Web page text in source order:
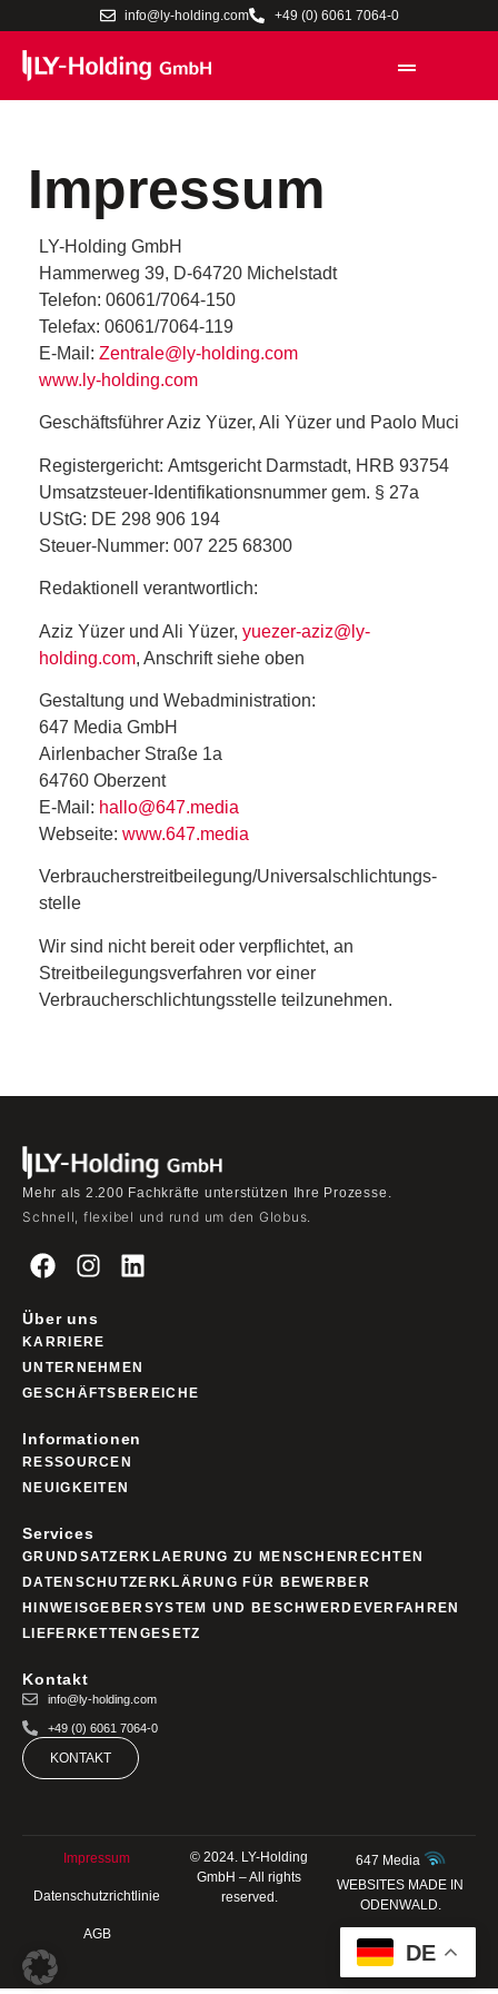
info@ly-holding.com +49 (0) 6061 7064-0
Impressum
LY-Holding GmbH
Hammerweg 39, D-64720 Michelstadt
Telefon: 06061/7064-150
Telefax: 06061/7064-119
E-Mail: Zentrale@ly-holding.com
www.ly-holding.com
Geschäftsführer Aziz Yüzer, Ali Yüzer und Paolo Muci
Registergericht: Amtsgericht Darmstadt, HRB 93754
Umsatzsteuer-Identifikationsnummer gem. § 27a
UStG: DE 298 906 194
Steuer-Nummer: 007 225 68300
Redaktionell verantwortlich:
Aziz Yüzer und Ali Yüzer, yuezer-aziz@ly-
holding.com, Anschrift siehe oben
Gestaltung und Webadministration:
647 Media GmbH
Airlenbacher Straße 1a
64760 Oberzent
E-Mail: hallo@647.media
Webseite: www.647.media
Verbraucher­streit­beilegung/Universal­schlichtungs­
stelle
Wir sind nicht bereit oder verpflichtet, an
Streitbeilegungsverfahren vor einer
Verbraucherschlichtungsstelle teilzunehmen.
Mehr als 2.200 Fachkräfte unterstützen Ihre Prozesse.
Schnell, flexibel und rund um den Globus.
Über uns
KARRIERE
UNTERNEHMEN
GESCHÄFTSBEREICHE
Informationen
RESSOURCEN
NEUIGKEITEN
Services
GRUNDSATZERKLAERUNG ZU MENSCHENRECHTEN
DATENSCHUTZERKLÄRUNG FÜR BEWERBER
HINWEISGEBERSYSTEM UND BESCHWERDEVERFAHREN
LIEFERKETTENGESETZ
Kontakt
info@ly-holding.com
+49 (0) 6061 7064-0
KONTAKT
Impressum
Datenschutzrichtlinie
AGB
© 2024. LY-Holding
GmbH – All rights
reserved.
647 Media
WEBSITES MADE IN
ODENWALD.
DE